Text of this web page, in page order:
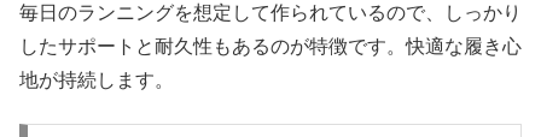
毎日のランニングを想定して作られているので、しっかり
したサポートと耐久性もあるのが特徴です。快適な履き心
地が持続します。